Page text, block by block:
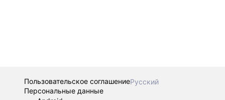
Пользовательское соглашениеРусский
Персональные данные